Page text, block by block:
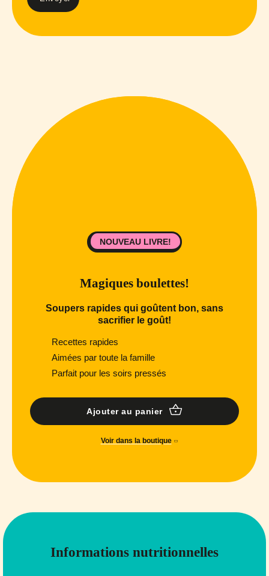
Magiques boulettes!
Soupers rapides qui goûtent bon, sans
sacrifier le goût!
Recettes rapides
Aimées par toute la famille
Parfait pour les soirs pressés
Ajouter au panier
Voir dans la boutique
NOUVEAU LIVRE!
Informations nutritionnelles